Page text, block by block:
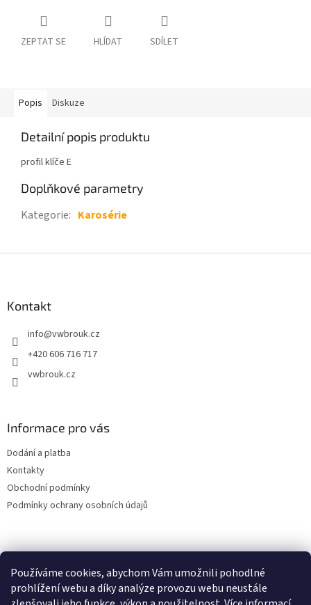
Používáme cookies, abychom Vám umožnili pohodlné
prohlížení webu a díky analýze provozu webu neustále
ZEPTAT SE HLÍDAT SDÍLET
Popis Diskuze
Detailní popis produktu
profil klíče E
Doplňkové parametry
Kategorie: Karosérie
Kontakt
info@vwbrouk.cz
+420 606 716 717
vwbrouk.cz
Informace pro vás
Dodání a platba
Kontakty
Obchodní podmínky
Podmínky ochrany osobních údajů